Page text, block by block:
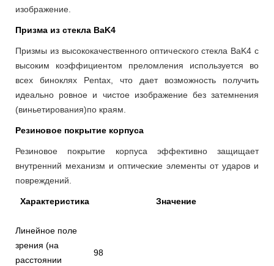
изображение.
Призма из стекла BaK4
Призмы из высококачественного оптического стекла BaK4 с
высоким коэффициентом преломления используется во
всех биноклях Pentax, что дает возможность получить
идеально ровное и чистое изображение без затемнения
(виньетирования)по краям.
Резиновое покрытие корпуса
Резиновое покрытие корпуса эффективно защищает
внутренний механизм и оптические элементы от ударов и
повреждений.
Характеристика Значение
Линейное поле
зрения (на
расстоянии
98